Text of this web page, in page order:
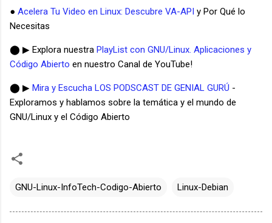
● Acelera Tu Video en Linux: Descubre VA-API y Por Qué lo
Necesitas
⬤ ▶ Explora nuestra PlayList con GNU/Linux. Aplicaciones y
Código Abierto en nuestro Canal de YouTube!
⬤ ▶ Mira y Escucha LOS PODSCAST DE GENIAL GURÚ -
Exploramos y hablamos sobre la temática y el mundo de
GNU/Linux y el Código Abierto
GNU-Linux-InfoTech-Codigo-Abierto Linux-Debian